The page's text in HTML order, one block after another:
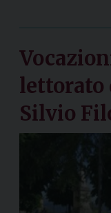
lettorato
Silvio